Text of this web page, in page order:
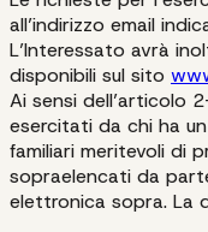
all’indirizzo email
L’Interessato avrà
disponibili sul sito
Ai sensi dell’articolo
esercitati da chi ha
familiari meritevoli di
sopraelencati da
elettronica sopra. La